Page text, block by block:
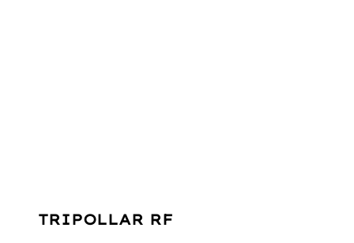
TRIPOLLAR RF